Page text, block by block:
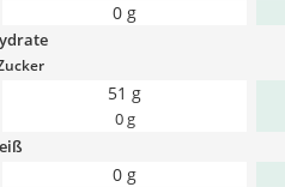
0 g
51 g
0 g
0 g